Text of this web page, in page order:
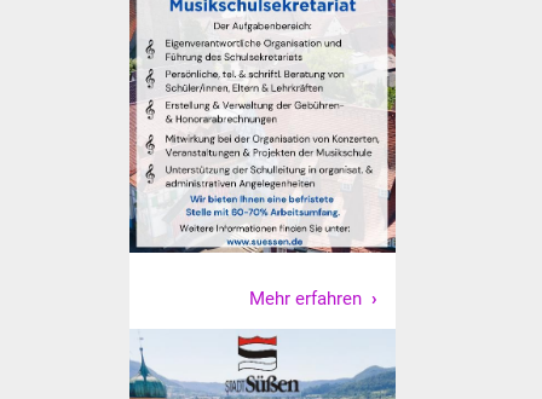
Stadtarchiv
Zehntscheuer
Kulturhalle
Vereine und Parteien
Selbsteintrag Vereine
Mehr erfahren